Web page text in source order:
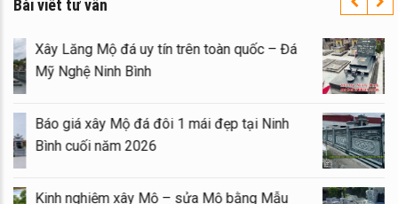
Bài viết tư vấn
Xây Lăng Mộ đá uy tín trên toàn quốc – Đá
Mỹ Nghệ Ninh Bình
Báo giá xây Mộ đá đôi 1 mái đẹp tại Ninh
Bình cuối năm 2026
Kinh nghiệm xây Mộ – sửa Mộ bằng Mẫu